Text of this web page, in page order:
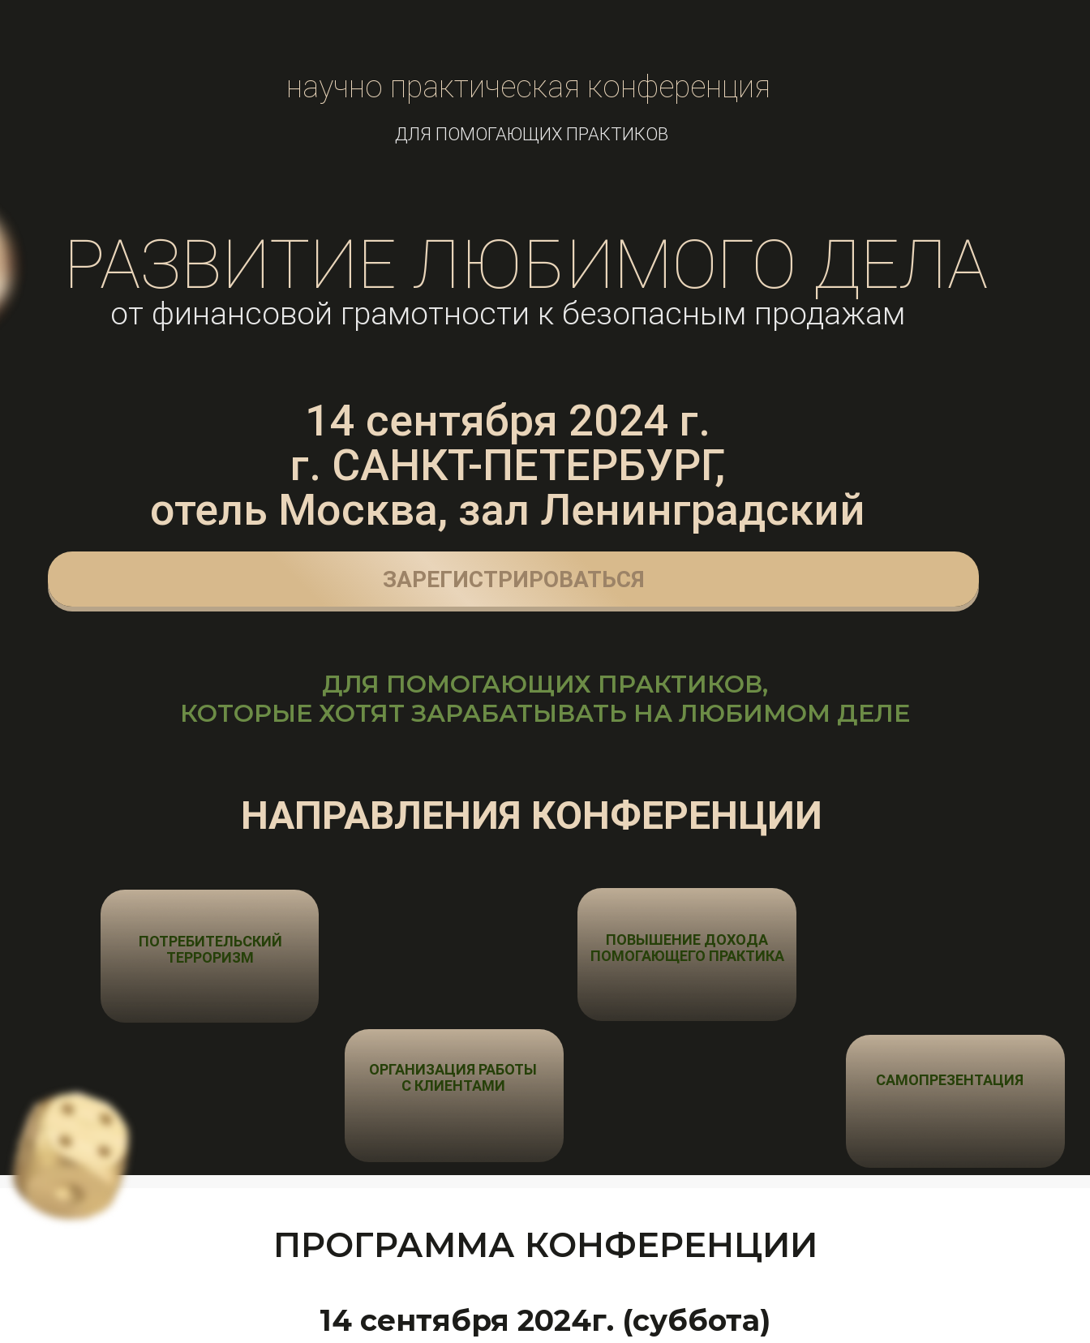
ЗАРЕГИСТРИРОВАТЬСЯ
научно практическая конференция
ДЛЯ ПОМОГАЮЩИХ ПРАКТИКОВ
14 сентября 2024 г.
г. САНКТ-ПЕТЕРБУРГ,
отель Москва, зал Ленинградский
РАЗВИТИЕ ЛЮБИМОГО ДЕЛА
от финансовой грамотности к безопасным продажам
ДЛЯ ПОМОГАЮЩИХ ПРАКТИКОВ,
КОТОРЫЕ ХОТЯТ ЗАРАБАТЫВАТЬ НА ЛЮБИМОМ ДЕЛЕ
НАПРАВЛЕНИЯ КОНФЕРЕНЦИИ
ПОТРЕБИТЕЛЬСКИЙ
ТЕРРОРИЗМ
ОРГАНИЗАЦИЯ РАБОТЫ
С КЛИЕНТАМИ
ПОВЫШЕНИЕ ДОХОДА
ПОМОГАЮЩЕГО ПРАКТИКА
САМОПРЕЗЕНТАЦИЯ
ПРОГРАММА КОНФЕРЕНЦИИ
14 сентября 2024г. (суббота)